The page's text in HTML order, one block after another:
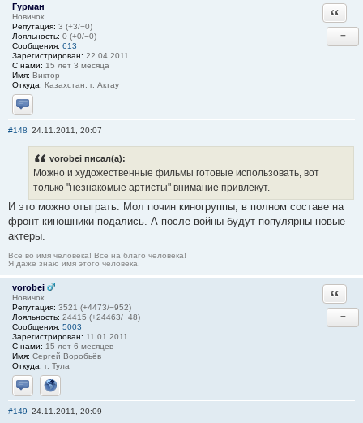
Гурман
Новичок
Репутация: 3 (+3/−0)
Лояльность: 0 (+0/−0)
Сообщения: 613
Зарегистрирован: 22.04.2011
С нами: 15 лет 3 месяца
Имя: Виктор
Откуда: Казахстан, г. Актау
Отправить личное сообщение
−
#148 24.11.2011, 20:07
vorobei писал(а):
Можно и художественные фильмы готовые использовать, вот
только "незнакомые артисты" внимание привлекут.
И это можно отыграть. Мол почин киногруппы, в полном составе на
фронт киношники подались. А после войны будут популярны новые
актеры.
Все во имя человека! Все на благо человека!
Я даже знаю имя этого человека.
vorobei
Новичок
Репутация: 3521 (+4473/−952)
Лояльность: 24415 (+24463/−48)
Сообщения: 5003
Зарегистрирован: 11.01.2011
С нами: 15 лет 6 месяцев
Имя: Сергей Воробьёв
Откуда: г. Тула
Отправить личное сообщение
Сайт
−
#149 24.11.2011, 20:09